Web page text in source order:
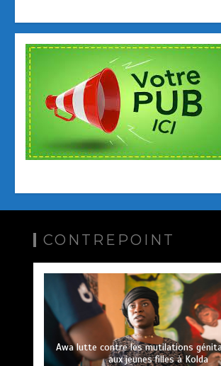
CONTREPOINT
Awa lutte contre les mutilations
aux jeunes filles à Kolda